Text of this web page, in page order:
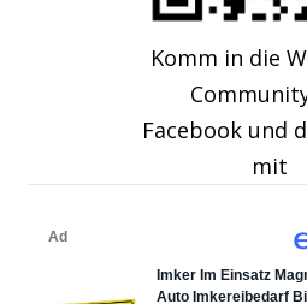
Komm in die
Facebook und
mit